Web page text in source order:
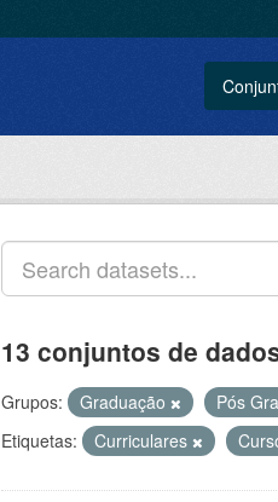
13 conjuntos de
Grupos: Graduação Pós
Etiquetas:
Curriculares